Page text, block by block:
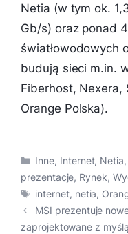
Netia (w tym ok.
Gb/s) oraz ponad
światłowodowych
budują sieci m.in.
Fiberhost, Nexera,
Orange Polska).
Kategorie
Inne, Internet, Netia,
prezentacje, Rynek,
Tagi
internet, netia,
MSI prezentuje
zaprojektowane z